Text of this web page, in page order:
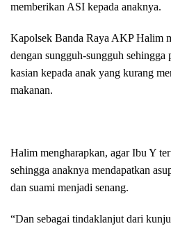
memberikan ASI kepada anaknya.
Kapolsek Banda Raya AKP Halim
dengan sungguh-sungguh sehingga
kasian kepada anak yang kurang
makanan.
Halim mengharapkan, agar Ibu Y
sehingga anaknya mendapatkan
dan suami menjadi senang.
“Dan sebagai tindaklanjut dari